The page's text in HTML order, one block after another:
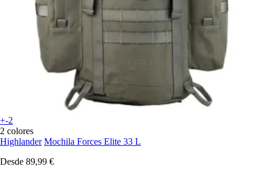
+-2
2 colores
Highlander Mochila Forces Elite 33 L
Desde 89,99 €